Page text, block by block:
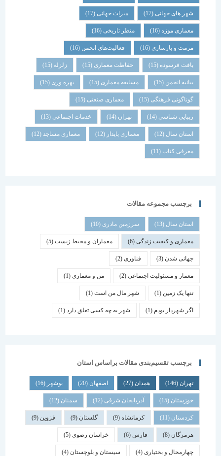
شهر های جهانی(17) میراث جهانی(17)
معماری موزه(16) منظر تاریخی (16)
مرمت و بازسازی(16) فعالیت‌های انجمن(16)
بافت فرسوده (15) حفاظت معماری (15) زلزله
بیانیه انجمن(15) مسابقه معماری (15) بهره وری(15)
گوناگونی فرهنگی (15) معماری صنعتی(15)
زیبایی شناسی (14) تهران خدمات اجتماعی (13)
استان سال(12) معماری پایدار (12) معماری مساجد(12)
معرفی کتاب(11)
برچسب مجموعه مقالات
استان سال(13) سرزمین مادری(10)
معماری و کیفیت زندگی(6) معماران و محیط زیست(5)
جهانی شدن(3) فناوری (2)
معمار و مسئولیت اجتماعی (2) من و معماری (1)
تنها یک زمین(1) شهر مال من است(1)
اگر شهردار بودم (1) شهر به چه کسی تعلق دارد(1)
برچسب تقسیم‌بندی مقالات براساس استان
همدان اصفهان (20) بوشهر
خوزستان(15) آذربایجان شرقی(12) سمنان (12)
کردستان(11) کرمانشاه(9) گلستان (9) قزوین
هرمزگان(8) فارس خراسان رضوی(5)
چهارمحال و بختیاری (4) سیستان و بلوچستان(4)